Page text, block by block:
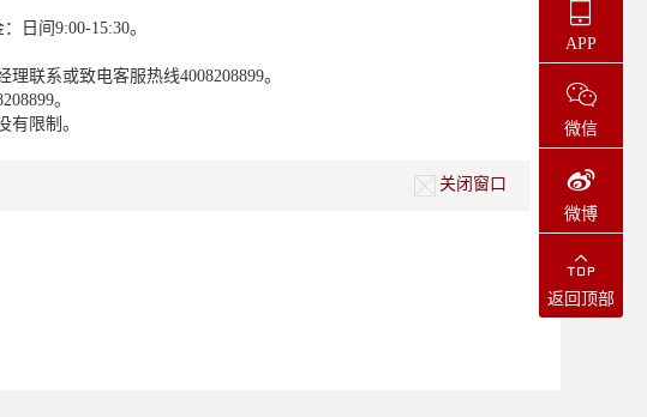
日间9:00-15:30。
联系或致电客服热线4008208899。
。
有限制。
关闭窗口
APP
微信
微博
返回顶部